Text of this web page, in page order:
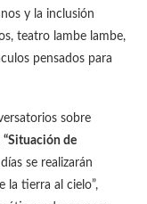
y la inclusión
teatro lambe lambe,
pensados para
sobre
“Situación de
se realizarán
la tierra al cielo”,